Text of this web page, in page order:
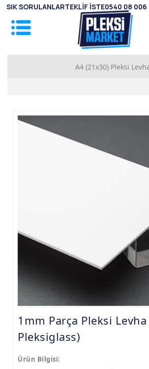
A4 (21x30) Pleksi
2.8mm Pleksi Levhalar
15mm Pleksi Levhalar
20mm Pleksi Levhalar
1mm Parça Pleksi Levha
Pleksiglass)
Ürün Bilgisi:
SIK SORULANLARTEKLİF İSTE0540 08 006